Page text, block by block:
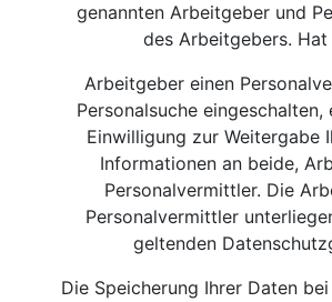
genannten Arbeitgeber und
des Arbeitgebers.
Arbeitgeber einen
Personalsuche eingeschalten,
Einwilligung zur Weitergabe
Informationen an beide,
Personalvermittler. Die
Personalvermittler
geltenden
Die Speicherung Ihrer Daten